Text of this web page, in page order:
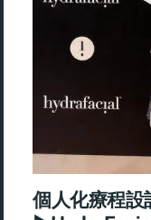
個人化療程設